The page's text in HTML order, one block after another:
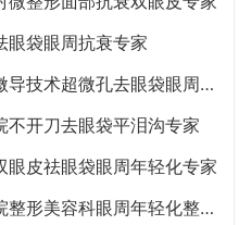
眼袋眼周抗衰专家
李海俊_厦门整形医院黄金微导技术超微孔去眼袋眼周年轻化专家
不开刀去眼袋平泪沟专家
眼皮祛眼袋眼周年轻化专家
崔文华_天津市第三中心医院整形美容科眼周年轻化整形修复隆鼻拉皮除皱专家